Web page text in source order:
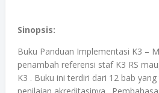
Sinopsis:
Buku Panduan Implementasi K3 –
penambah referensi staf K3 RS
K3 . Buku ini terdiri dari 12 bab